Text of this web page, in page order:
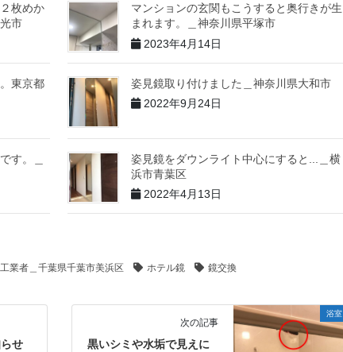
枚めか
市
マンションの玄関もこうすると奥行きが生
まれます。＿神奈川県平塚市
2023年4月14日
東京都
姿見鏡取り付けました＿神奈川県大和市
2022年9月24日
す。＿
姿見鏡をダウンライト中心にすると...＿横
浜市青葉区
2022年4月13日
業者＿千葉県千葉市美浜区 ホテル鏡 鏡交換
せ
浴室
次の記事
黒いシミや水垢で見えに